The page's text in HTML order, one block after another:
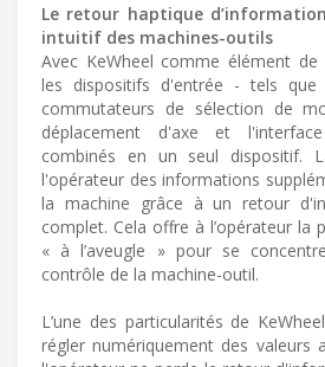
Le retour haptique
intuitif des machines-outils
Avec KeWheel comme élément de
les dispositifs d'entrée - tels que
commutateurs de sélection de
déplacement d'axe et
combinés en un seul dispositif.
l'opérateur des informations
la machine grâce à un retour
complet. Cela offre à l’opérateur la
« à l’aveugle » pour se
contrôle de la machine-outil.
L’une des particularités de
régler numériquement des valeurs